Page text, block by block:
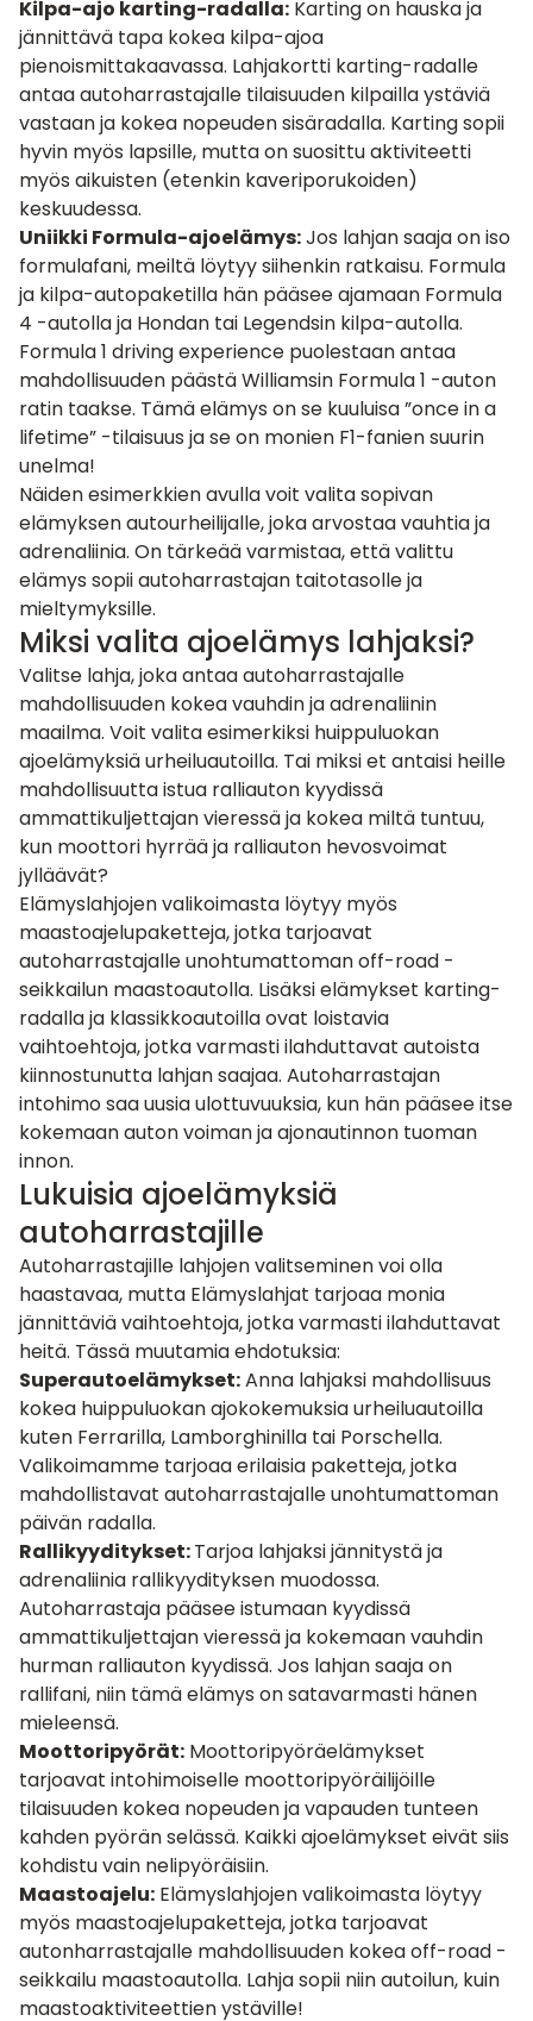
Kilpa-ajo karting-radalla: Kartingon hauska ja
jännittävä tapa kokea kilpa-ajoa
pienoismittakaavassa. Lahjakortti karting-radalle
antaa autoharrastajalle tilaisuuden kilpailla ystäviä
vastaan ja kokea nopeuden sisäradalla. Karting sopii
hyvin myös lapsille, mutta on suosittu aktiviteetti
myös aikuisten (etenkin kaveriporukoiden)
keskuudessa.
Uniikki Formula-ajoelämys:Jos lahjan saaja on iso
formulafani, meiltä löytyy siihenkin ratkaisu. Formula
ja kilpa-autopaketilla hän pääsee ajamaan Formula
4 -autolla ja Hondan tai Legendsin kilpa-autolla.
Formula 1 driving experience puolestaan antaa
mahdollisuuden päästä Williamsin Formula 1 -auton
ratin taakse. Tämä elämys on se kuuluisa ”once in a
lifetime” -tilaisuus ja se on monien F1-fanien suurin
unelma!
Näiden esimerkkien avulla voit valita sopivan
elämyksen autourheilijalle, joka arvostaa vauhtia ja
adrenaliinia. On tärkeää varmistaa, että valittu
elämys sopii autoharrastajan taitotasolle ja
mieltymyksille.
Miksi valita ajoelämys lahjaksi?
Valitse lahja, joka antaa autoharrastajalle
mahdollisuuden kokea vauhdin ja adrenaliinin
maailma. Voit valita esimerkiksi huippuluokan
ajoelämyksiä urheiluautoilla. Tai miksi et antaisi heille
mahdollisuutta istua ralliauton kyydissä
ammattikuljettajan vieressä ja kokea miltä tuntuu,
kun moottori hyrrää ja ralliauton hevosvoimat
jylläävät?
Elämyslahjojen valikoimasta löytyy myös
maastoajelupaketteja, jotka tarjoavat
autoharrastajalle unohtumattoman off-road -
seikkailun maastoautolla. Lisäksi elämykset karting-
radalla ja klassikkoautoillaovat loistavia
vaihtoehtoja, jotka varmasti ilahduttavat autoista
kiinnostunutta lahjan saajaa. Autoharrastajan
intohimo saa uusia ulottuvuuksia, kun hän pääsee itse
kokemaan auton voiman ja ajonautinnon tuoman
innon.
Lukuisia ajoelämyksiä
autoharrastajille
Autoharrastajille lahjojen valitseminen voi olla
haastavaa, mutta Elämyslahjat tarjoaa monia
jännittäviä vaihtoehtoja, jotka varmasti ilahduttavat
heitä. Tässä muutamia ehdotuksia:
Superautoelämykset:Anna lahjaksi mahdollisuus
kokea huippuluokan ajokokemuksia urheiluautoilla
kuten Ferrarilla, Lamborghinilla tai Porschella.
Valikoimamme tarjoaa erilaisia paketteja, jotka
mahdollistavat autoharrastajalle unohtumattoman
päivän radalla.
Rallikyyditykset:Tarjoa lahjaksi jännitystä ja
adrenaliinia rallikyydityksen muodossa.
Autoharrastaja pääsee istumaan kyydissä
ammattikuljettajan vieressä ja kokemaan vauhdin
hurman ralliauton kyydissä. Jos lahjan saaja on
rallifani, niin tämä elämys on satavarmasti hänen
mieleensä.
Moottoripyörät: Moottoripyöräelämykset
tarjoavat intohimoiselle moottoripyöräilijöille
tilaisuuden kokea nopeuden ja vapauden tunteen
kahden pyörän selässä. Kaikki ajoelämykset eivät siis
kohdistu vain nelipyöräisiin.
Maastoajelu: Elämyslahjojen valikoimasta löytyy
myös maastoajelupaketteja, jotka tarjoavat
autonharrastajalle mahdollisuuden kokea off-road -
seikkailu maastoautolla. Lahja sopii niin autoilun, kuin
maastoaktiviteettien ystäville!